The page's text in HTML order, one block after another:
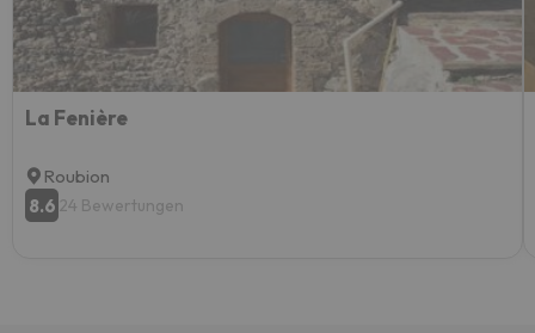
La Fenière
Roubion
8.6 24 Bewertungen